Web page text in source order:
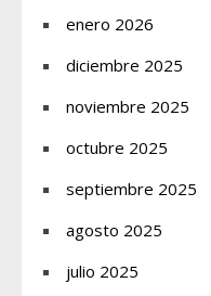
enero 2026
diciembre 2025
noviembre 2025
octubre 2025
septiembre 2025
agosto 2025
julio 2025